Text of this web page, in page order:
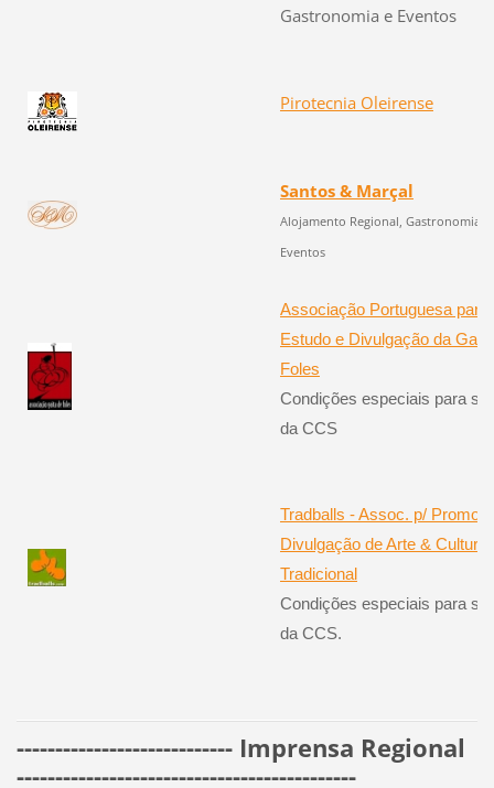
Gastronomia e Eventos
Pirotecnia Oleirense
Santos & Marçal
Alojamento Regional, Gastronomia e
Eventos
Associação Portuguesa para
Estudo e Divulgação da
Foles
Condições especiais para
da CCS
Tradballs - Assoc. p/
Divulgação de Arte & Cultura
Tradicional
Condições especiais para
da CCS.
---------------------------- Imprensa Regional
--------------------------------------------